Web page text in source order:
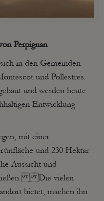
Perpignan
in den Gemeinden
und Pollestres.
und werden heute
Entwicklung
mit einer
und 230 Hektar
Aussicht und
Die vielen
bietet, machen ihn